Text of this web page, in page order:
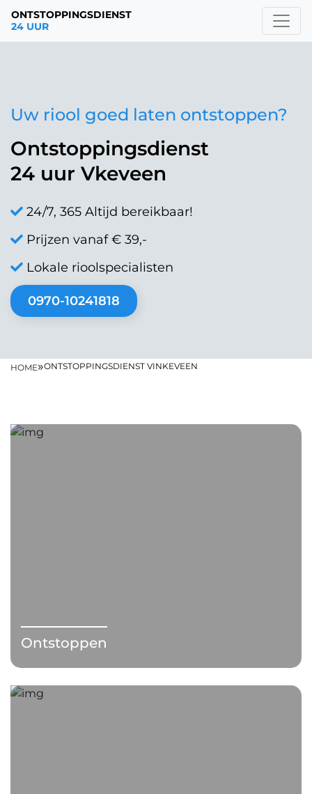
ONTSTOPPINGSDIENST
24 UUR
Uw riool goed laten ontstoppen?
Ontstoppingsdienst
24 uur Vkeveen
24/7, 365 Altijd bereikbaar!
Prijzen vanaf € 39,-
Lokale rioolspecialisten
0970-10241818
HOME»ONTSTOPPINGSDIENST VINKEVEEN
Ontstoppen